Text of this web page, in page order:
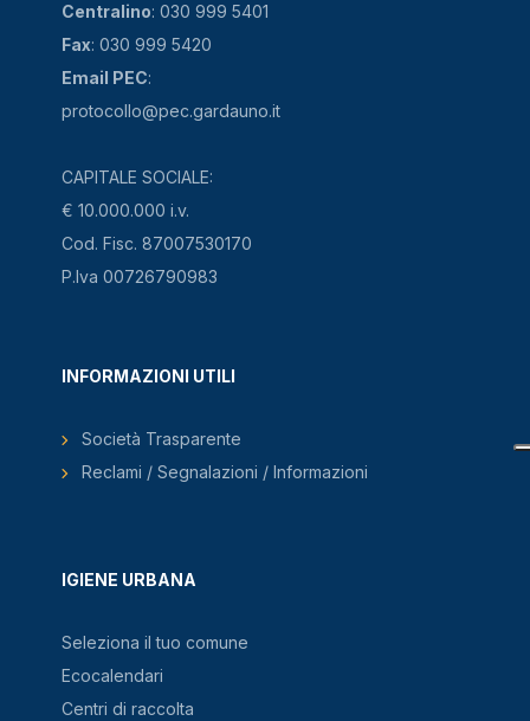
Centralino: 030 999 5401
Fax: 030 999 5420
Email PEC:
protocollo@pec.gardauno.it
CAPITALE SOCIALE:
€ 10.000.000 i.v.
Cod. Fisc. 87007530170
P.Iva 00726790983
IGIENE URBANA
Seleziona il tuo comune
Ecocalendari
Centri di raccolta
INFORMAZIONI UTILI
Società Trasparente
Reclami / Segnalazioni / Informazioni